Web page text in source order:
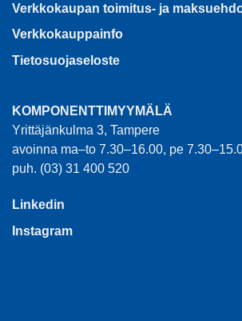
Verkkokaupan toimitus- ja
Verkkokauppainfo
Tietosuojaseloste
KOMPONENTTIMYYMÄLÄ
Yrittäjänkulma 3, Tampere
avoinna ma–to 7.30–16.00, pe
puh. (03) 31 400 520
Linkedin
Instagram